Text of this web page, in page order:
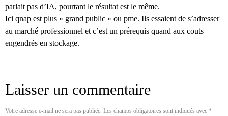
parlait pas d’IA, pourtant le résultat est le même.
Ici qnap est plus « grand public » ou pme. Ils essaient de s’adresser
au marché professionnel et c’est un prérequis quand aux couts
engendrés en stockage.
Laisser un commentaire
Votre adresse e-mail ne sera pas publiée. Les champs obligatoires sont indiqués avec *